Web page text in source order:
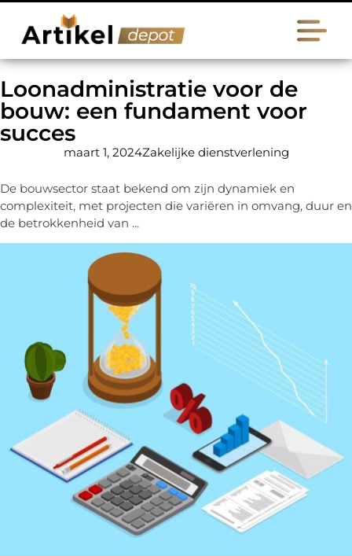
Loonadministratie voor de
bouw: een fundament voor
succes
maart 1, 2024Zakelijke dienstverlening
De bouwsector staat bekend om zijn dynamiek en
complexiteit, met projecten die variëren in omvang, duur en
de betrokkenheid van ...